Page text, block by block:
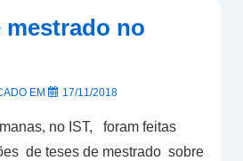
mestrado no
EM 17/11/2018
no IST, foram feitas
de teses de mestrado sobre